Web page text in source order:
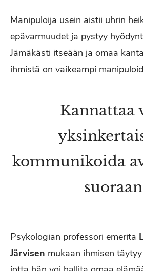
Manipuloija usein aistii uhrin
epävarmuudet ja pystyy
Jämäkästi itseään ja omaa
ihmistä on vaikeampi
Kannattaa
kommunikoida
Psykologian professori emerita
Järvisen mukaan ihmisen